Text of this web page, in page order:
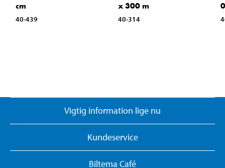
cm
40-439
x 300 m
40-314
Vigtig information lige nu
Kundeservice
Biltema Café